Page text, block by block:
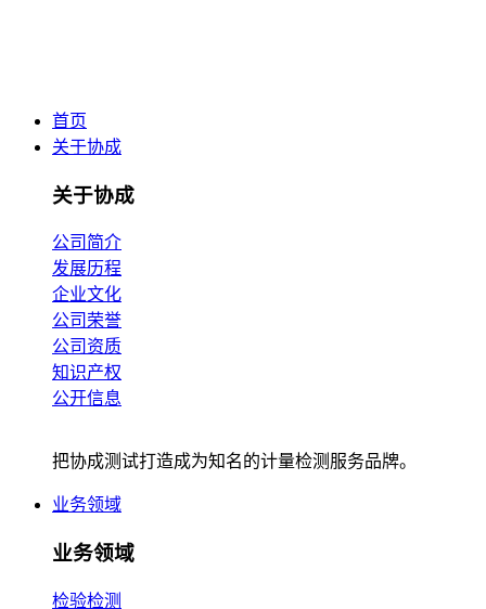
首页
关于协成
关于协成
公司简介
发展历程
企业文化
公司荣誉
公司资质
知识产权
公开信息
把协成测试打造成为知名的计量检测服务品牌。
业务领域
业务领域
检验检测